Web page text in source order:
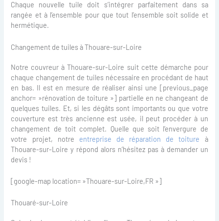
Chaque nouvelle tuile doit s’intégrer parfaitement dans sa
rangée et à l’ensemble pour que tout l’ensemble soit solide et
hermétique.
Changement de tuiles à Thouare-sur-Loire
Notre couvreur à Thouare-sur-Loire suit cette démarche pour
chaque changement de tuiles nécessaire en procédant de haut
en bas. Il est en mesure de réaliser ainsi une [previous_page
anchor= »rénovation de toiture »] partielle en ne changeant de
quelques tuiles. Et, si les dégâts sont importants ou que votre
couverture est très ancienne est usée, il peut procéder à un
changement de toit complet. Quelle que soit l’envergure de
votre projet, notre entreprise de réparation de toiture à
Thouare-sur-Loire y répond alors n’hésitez pas à demander un
devis !
[google-map location= »Thouare-sur-Loire,FR »]
Thouaré-sur-Loire